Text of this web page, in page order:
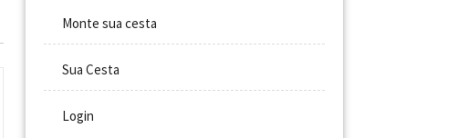
Monte sua cesta
Sua Cesta
Login